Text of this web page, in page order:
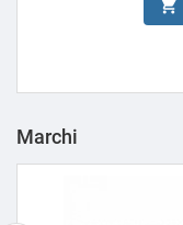

Marchi